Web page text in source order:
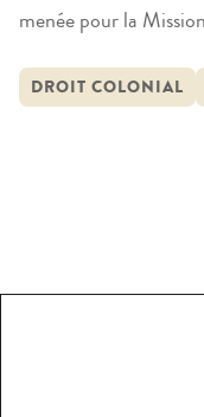
menée pour la
sens le plus large –
certains territoires
idées-force peuvent
DROIT COLONIAL